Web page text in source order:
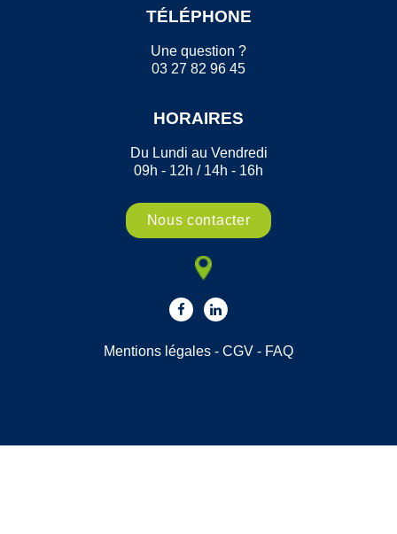
TÉLÉPHONE
Une question ?
03 27 82 96 45
HORAIRES
Du Lundi au Vendredi
09h - 12h / 14h - 16h
Nous contacter
Mentions légales - CGV - FAQ